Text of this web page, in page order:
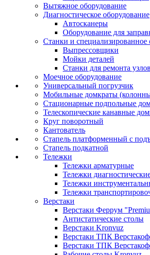
Вытяжное оборудование
Диагностическое оборудование
Автосканеры
Оборудование для
Станки и специализированное
Выпрессовщики
Мойки деталей
Станки для ремонта
Моечное оборудование
Универсальный погрузчик
Мобильные домкраты
Стационарные подпольные
Телескопические канавные
Круг поворотный
Кантователь
Стапель платформенный с
Стапель подкатной
Тележки
Тележки арматурные
Тележки
Тележки
Тележки
Верстаки
Верстаки Феррум
Антистатические столы
Верстаки Kronvuz
Верстаки ТПК
Верстаки ТПК